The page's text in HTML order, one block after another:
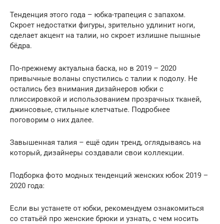
Тенденция этого года – юбка-трапеция с запахом.
Скроет недостатки фигуры, зрительно удлинит ноги,
сделает акцент на талии, но скроет излишне пышные
бёдра.
По-прежнему актуальна баска, но в 2019 – 2020
привычные воланы спустились с талии к подолу. Не
остались без внимания дизайнеров юбки с
плиссировкой и использованием прозрачных тканей,
джинсовые, стильные клетчатые. Подробнее
поговорим о них далее.
Завышенная талия – ещё один тренд, оглядываясь на
который, дизайнеры создавали свои коллекции.
Подборка фото модных тенденций женских юбок 2019 –
2020 года:
Если вы устанете от юбки, рекомендуем ознакомиться
со статьёй про женские брюки и узнать, с чем носить